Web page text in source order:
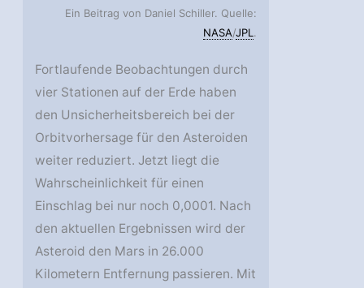
Ein Beitrag von Daniel Schiller. Quelle:
NASA/JPL .
Fortlaufende Beobachtungen durch
vier Stationen auf der Erde haben
den Unsicherheitsbereich bei der
Orbitvorhersage für den Asteroiden
weiter reduziert. Jetzt liegt die
Wahrscheinlichkeit für einen
Einschlag bei nur noch 0,0001. Nach
den aktuellen Ergebnissen wird der
Asteroid den Mars in 26.000
Kilometern Entfernung passieren. Mit